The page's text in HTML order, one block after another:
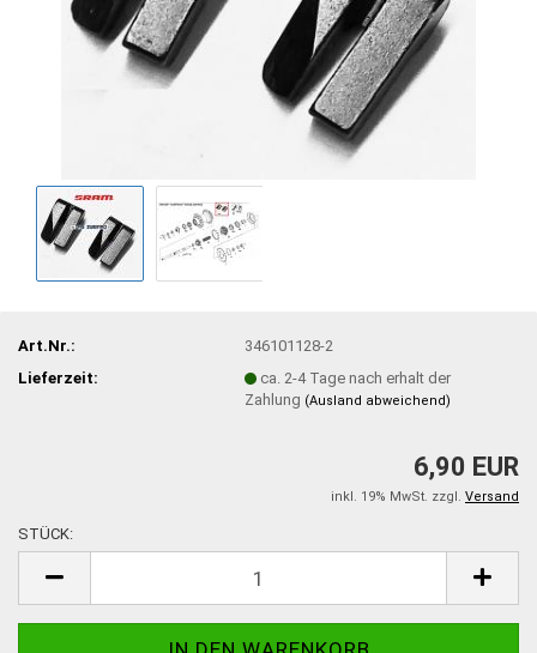
Art.Nr.:
346101128-2
Lieferzeit:
ca. 2-4 Tage nach erhalt der
Zahlung (Ausland abweichend)
6,90 EUR
inkl. 19% MwSt. zzgl. Versand
STÜCK: